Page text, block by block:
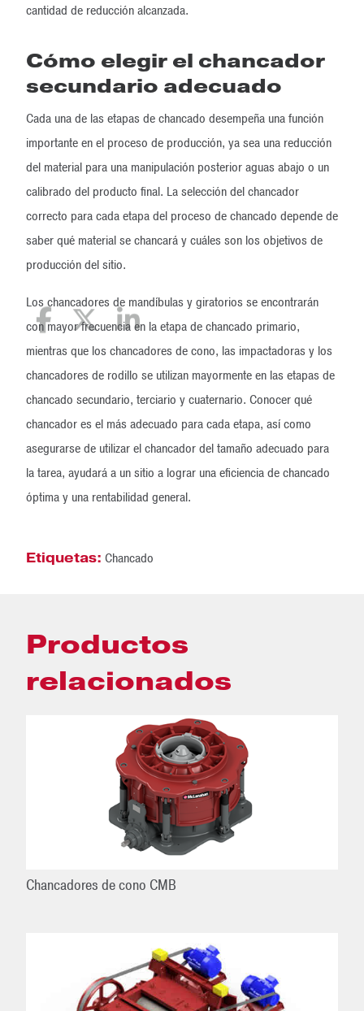
cantidad de reducción alcanzada.
Cómo elegir el chancador
secundario adecuado
Cada una de las etapas de chancado desempeña una función
importante en el proceso de producción, ya sea una reducción
del material para una manipulación posterior aguas abajo o un
calibrado del producto final. La selección del chancador
correcto para cada etapa del proceso de chancado depende de
saber qué material se chancará y cuáles son los objetivos de
producción del sitio.
Los chancadores de mandíbulas y giratorios se encontrarán
con mayor frecuencia en la etapa de chancado primario,
mientras que los chancadores de cono, las impactadoras y los
chancadores de rodillo se utilizan mayormente en las etapas de
chancado secundario, terciario y cuaternario. Conocer qué
chancador es el más adecuado para cada etapa, así como
asegurarse de utilizar el chancador del tamaño adecuado para
la tarea, ayudará a un sitio a lograr una eficiencia de chancado
óptima y una rentabilidad general.
Etiquetas: Chancado
Productos
relacionados
Chancadores de cono CMB